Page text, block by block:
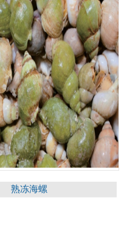
熟冻海螺